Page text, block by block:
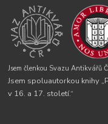
Jsem členkou Svazu Antikvářů
Jsem spoluautorkou knihy
v 16. a 17. století.“